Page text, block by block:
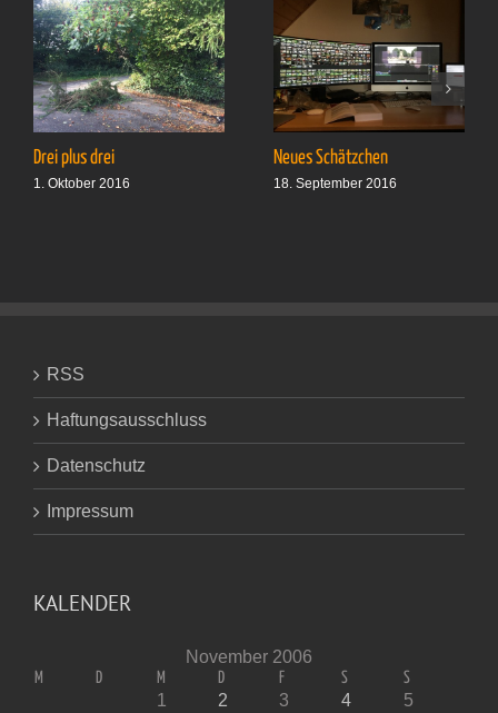
Drei plus drei
1. Oktober 2016
Neues Schätzchen
18. September 2016
RSS
Haftungsausschluss
Datenschutz
Impressum
KALENDER
November 2006
M D M D F S S
1 2 3 4
5